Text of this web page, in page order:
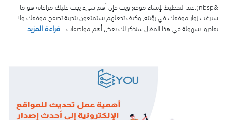
&nbsp; .عند التخطيط لإنشاء موقع ويب فإن أهم شيء يجب عليك مراعاته هو ما
سيرغب زوار موقعك في رؤيته, وكيف تجعلهم يستمتعون بتجربة تصفح موقعك ولا
يغادروا بسهولة في هذا المقال سنذكر لك بعض أهم مواصفات...قراءة المزيد